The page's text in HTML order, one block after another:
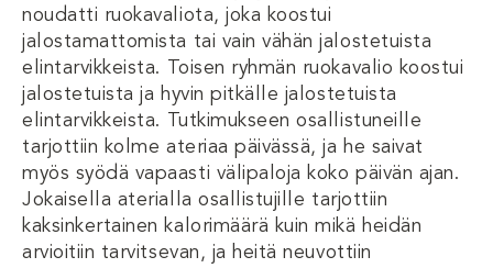
noudatti ruokavaliota, joka koostui
jalostamattomista tai vain vähän jalostetuista
elintarvikkeista. Toisen ryhmän ruokavalio koostui
jalostetuista ja hyvin pitkälle jalostetuista
elintarvikkeista. Tutkimukseen osallistuneille
tarjottiin kolme ateriaa päivässä, ja he saivat
myös syödä vapaasti välipaloja koko päivän ajan.
Jokaisella aterialla osallistujille tarjottiin
kaksinkertainen kalorimäärä kuin mikä heidän
arvioitiin tarvitsevan, ja heitä neuvottiin